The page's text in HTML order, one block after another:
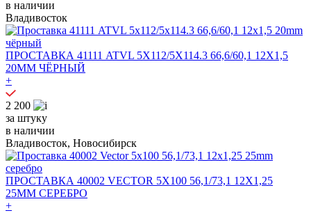
в наличии
Владивосток
ПРОСТАВКА 41111 ATVL 5X112/5X114.3 66,6/60,1 12X1,5
20MM ЧЁРНЫЙ
+
2 200
за штуку
в наличии
Владивосток, Новосибирск
ПРОСТАВКА 40002 VECTOR 5X100 56,1/73,1 12X1,25
25MM СЕРЕБРО
+